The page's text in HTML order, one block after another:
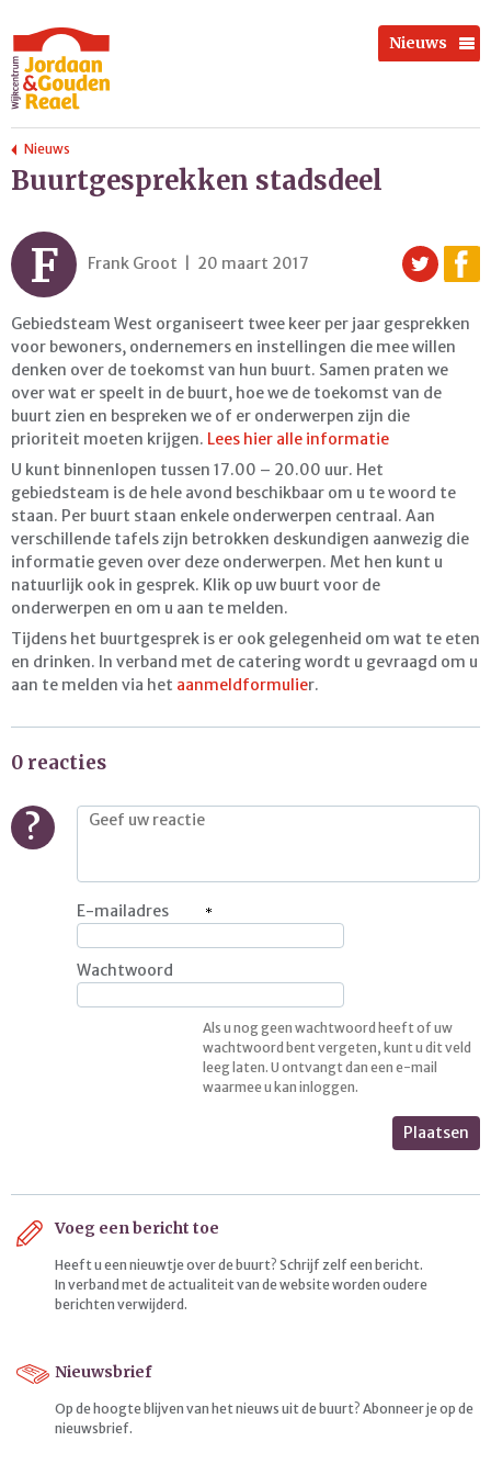
Nieuws
Nieuws
Buurtgesprekken stadsdeel
F Frank Groot | 20 maart 2017
Gebiedsteam West organiseert twee keer per jaar gesprekken
voor bewoners, ondernemers en instellingen die mee willen
denken over de toekomst van hun buurt. Samen praten we
over wat er speelt in de buurt, hoe we de toekomst van de
buurt zien en bespreken we of er onderwerpen zijn die
prioriteit moeten krijgen. Lees hier alle informatie
U kunt binnenlopen tussen 17.00 – 20.00 uur. Het
gebiedsteam is de hele avond beschikbaar om u te woord te
staan. Per buurt staan enkele onderwerpen centraal. Aan
verschillende tafels zijn betrokken deskundigen aanwezig die
informatie geven over deze onderwerpen. Met hen kunt u
natuurlijk ook in gesprek. Klik op uw buurt voor de
onderwerpen en om u aan te melden.
Tijdens het buurtgesprek is er ook gelegenheid om wat te eten
en drinken. In verband met de catering wordt u gevraagd om u
aan te melden via het aanmeldformulier.
0 reacties
?
E-mailadres
Wachtwoord
Als u nog geen wachtwoord heeft of uw
wachtwoord bent vergeten, kunt u dit veld
leeg laten. U ontvangt dan een e-mail
waarmee u kan inloggen.
Plaatsen
Voeg een bericht toe
Heeft u een nieuwtje over de buurt? Schrijf zelf een bericht.
In verband met de actualiteit van de website worden oudere
berichten verwijderd.
Nieuwsbrief
Op de hoogte blijven van het nieuws uit de buurt? Abonneer je op de
nieuwsbrief.